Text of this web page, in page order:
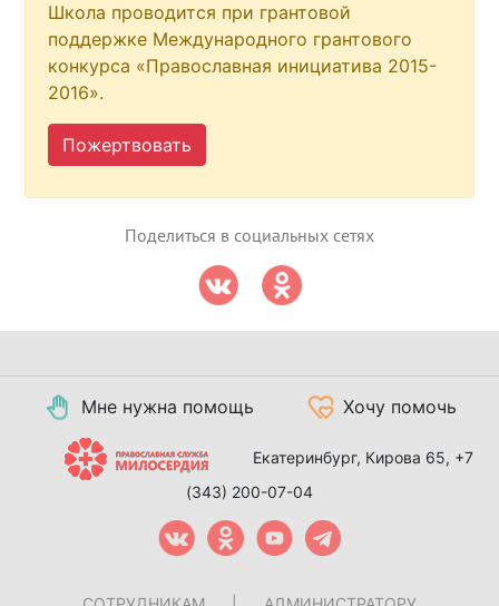
Школа проводится при грантовой
поддержке Международного грантового
конкурса «Православная инициатива 2015-
2016».
Пожертвовать
Поделиться в социальных сетях
Мне нужна помощь Хочу помочь
Екатеринбург, Кирова 65, +7
(343) 200-07-04